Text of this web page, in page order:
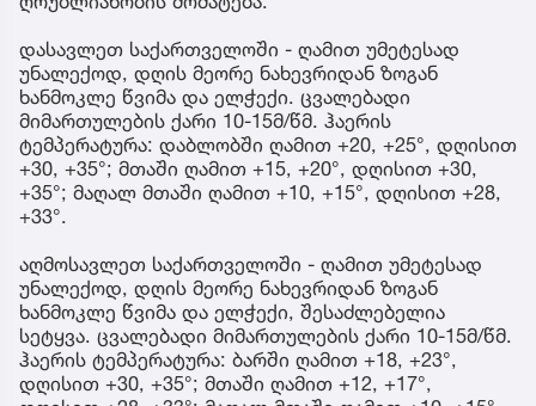
დასავლეთ საქართველოში - ღამით უმეტესად
უნალექოდ, დღის მეორე ნახევრიდან ზოგან
ხანმოკლე წვიმა და ელჭექი. ცვალებადი
მიმართულების ქარი 10-15მ/წმ. ჰაერის
ტემპერატურა: დაბლობში ღამით +20, +25°, დღისით
+30, +35°; მთაში ღამით +15, +20°, დღისით +30,
+35°; მაღალ მთაში ღამით +10, +15°, დღისით +28,
+33°.
აღმოსავლეთ საქართველოში - ღამით უმეტესად
უნალექოდ, დღის მეორე ნახევრიდან ზოგან
ხანმოკლე წვიმა და ელჭექი, შესაძლებელია
სეტყვა. ცვალებადი მიმართულების ქარი 10-15მ/წმ.
ჰაერის ტემპერატურა: ბარში ღამით +18, +23°,
დღისით +30, +35°; მთაში ღამით +12, +17°,